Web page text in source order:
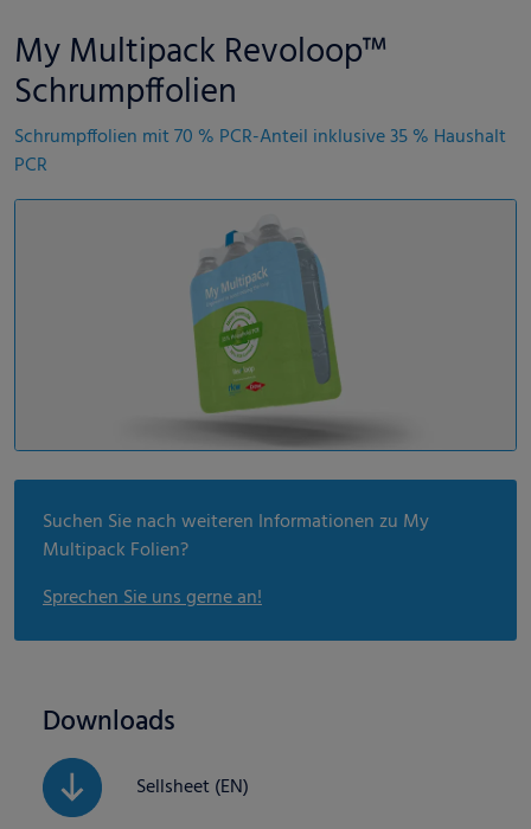
My Multipack Revoloop™
Schrumpffolien
Schrumpffolien mit 70 % PCR-Anteil inklusive 35 % Haushalt
PCR
Suchen Sie nach weiteren Informationen zu My
Multipack Folien?
Sprechen Sie uns gerne an!
Downloads
Sellsheet (EN)